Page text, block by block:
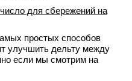
для сбережений на
простых способов
улучшить дельту между
если мы смотрим на